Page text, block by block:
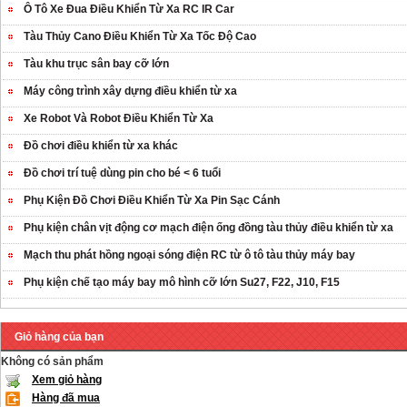
Ô Tô Xe Đua Điều Khiển Từ Xa RC IR Car
Tàu Thủy Cano Điều Khiển Từ Xa Tốc Độ Cao
Tàu khu trục sân bay cỡ lớn
Máy công trình xây dựng điều khiển từ xa
Xe Robot Và Robot Điều Khiển Từ Xa
Đồ chơi điều khiển từ xa khác
Đồ chơi trí tuệ dùng pin cho bé < 6 tuổi
Phụ Kiện Đồ Chơi Điều Khiển Từ Xa Pin Sạc Cánh
Phụ kiện chân vịt động cơ mạch điện ống đồng tàu thủy điều khiển từ xa
Mạch thu phát hồng ngoại sóng điện RC từ ô tô tàu thủy máy bay
Phụ kiện chế tạo máy bay mô hình cỡ lớn Su27, F22, J10, F15
Giỏ hàng của bạn
Không có sản phẩm
Xem giỏ hàng
Hàng đã mua